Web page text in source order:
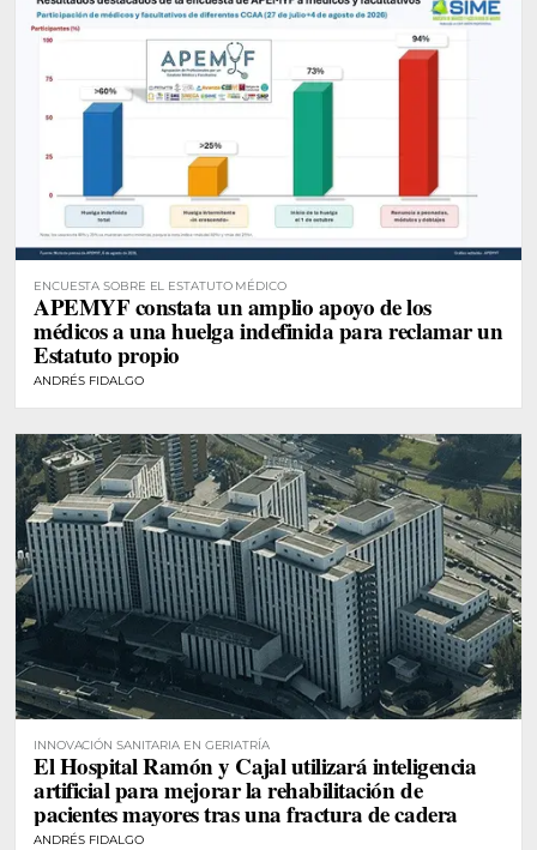
ENCUESTA SOBRE EL ESTATUTO MÉDICO
APEMYF constata un amplio apoyo de los
médicos a una huelga indefinida para reclamar un
Estatuto propio
ANDRÉS FIDALGO
INNOVACIÓN SANITARIA EN GERIATRÍA
El Hospital Ramón y Cajal utilizará inteligencia
artificial para mejorar la rehabilitación de
pacientes mayores tras una fractura de cadera
ANDRÉS FIDALGO